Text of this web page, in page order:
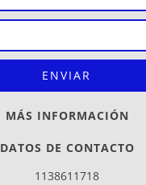
MÁS INFORMACIÓN
DATOS DE CONTACTO
1138611718